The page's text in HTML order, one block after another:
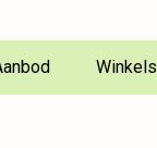
Winkels